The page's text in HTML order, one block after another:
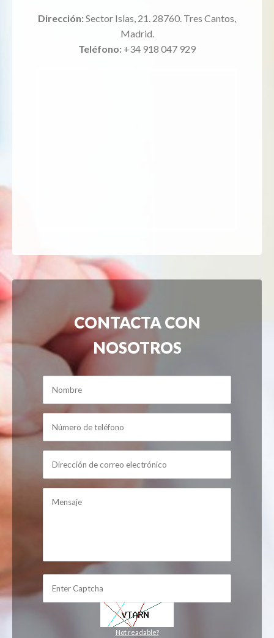
Dirección:Sector Islas, 21. 28760. Tres Cantos,
Madrid.
Teléfono: +34 918 047 929
CONTACTA CON
NOSOTROS
Not readable?